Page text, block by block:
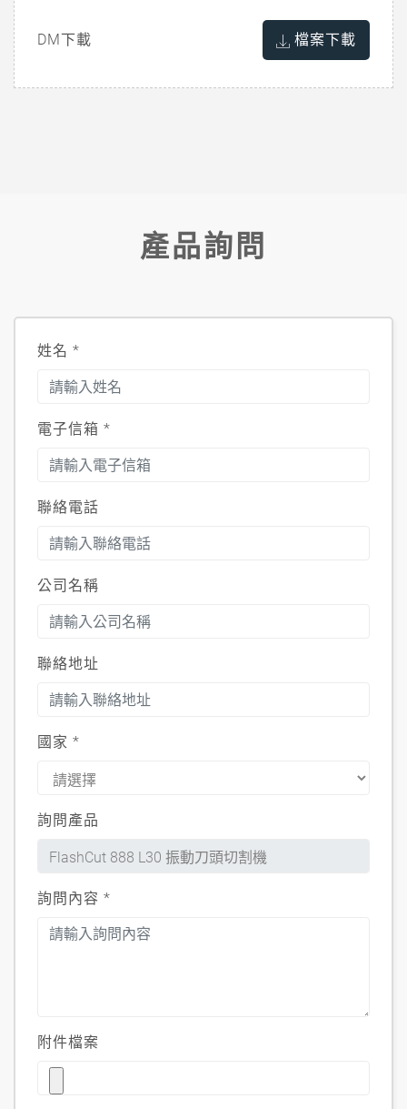
DM下載 檔案下載
產品詢問
姓名 *
電子信箱 *
聯絡電話
公司名稱
聯絡地址
國家 *
詢問產品
詢問內容 *
附件檔案